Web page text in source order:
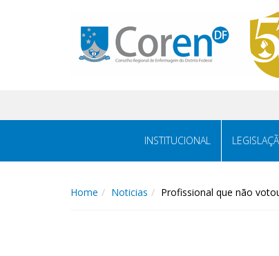
INSTITUCIONAL
Home Noticias Profissional que não